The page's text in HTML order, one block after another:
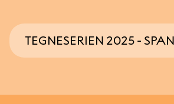
TEGNESERIEN 2025 -